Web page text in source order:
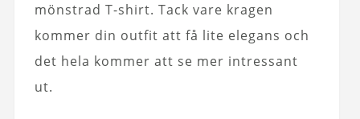
mönstrad T-shirt. Tack vare kragen
kommer din outfit att få lite elegans och
det hela kommer att se mer intressant
ut.